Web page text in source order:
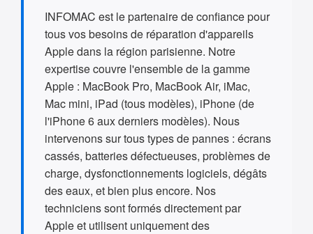
INFOMAC est le partenaire de confiance pour
tous vos besoins de réparation d'appareils
Apple dans la région parisienne. Notre
expertise couvre l'ensemble de la gamme
Apple : MacBook Pro, MacBook Air, iMac,
Mac mini, iPad (tous modèles), iPhone (de
l'iPhone 6 aux derniers modèles). Nous
intervenons sur tous types de pannes : écrans
cassés, batteries défectueuses, problèmes de
charge, dysfonctionnements logiciels, dégâts
des eaux, et bien plus encore. Nos
techniciens sont formés directement par
Apple et utilisent uniquement des